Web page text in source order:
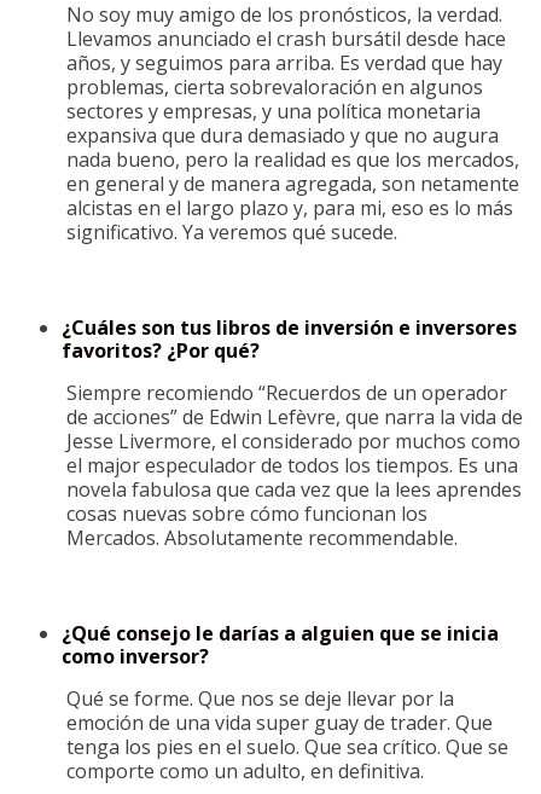
No soy muy amigo de los pronósticos, la verdad.
Llevamos anunciado el crash bursátil desde hace
años, y seguimos para arriba. Es verdad que hay
problemas, cierta sobrevaloración en algunos
sectores y empresas, y una política monetaria
expansiva que dura demasiado y que no augura
nada bueno, pero la realidad es que los mercados,
en general y de manera agregada, son netamente
alcistas en el largo plazo y, para mi, eso es lo más
significativo. Ya veremos qué sucede.
¿Cuáles son tus libros de inversión e inversores
favoritos? ¿Por qué?
Siempre recomiendo “Recuerdos de un operador
de acciones” de Edwin Lefèvre, que narra la vida de
Jesse Livermore, el considerado por muchos como
el major especulador de todos los tiempos. Es una
novela fabulosa que cada vez que la lees aprendes
cosas nuevas sobre cómo funcionan los
Mercados. Absolutamente recommendable.
¿Qué consejo le darías a alguien que se inicia
como inversor?
Qué se forme. Que nos se deje llevar por la
emoción de una vida super guay de trader. Que
tenga los pies en el suelo. Que sea crítico. Que se
comporte como un adulto, en definitiva.